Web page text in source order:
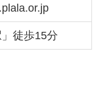
徒歩15分